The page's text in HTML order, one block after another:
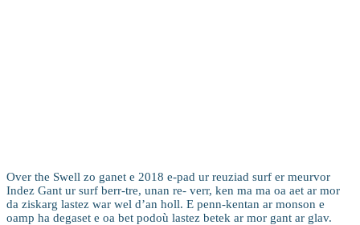
Over the Swell zo ganet e 2018 e-pad ur reuziad surf er meurvor
Indez Gant ur surf berr-tre, unan re- verr, ken ma ma oa aet ar mor
da ziskarg lastez war wel d’an holl. E penn-kentan ar monson e
oamp ha degaset e oa bet podoù lastez betek ar mor gant ar glav.